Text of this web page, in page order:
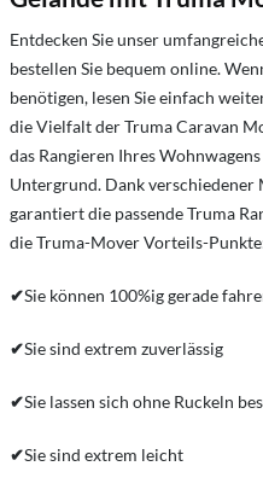
Entdecken Sie unser
bestellen Sie bequem online.
benötigen, lesen Sie einfach
die Vielfalt der Truma Caravan
das Rangieren Ihres
Untergrund. Dank verschiedener
garantiert die passende Truma
die Truma-Mover Vorteils-
✔Sie können 100%ig gerade
✔Sie sind extrem zuverlässig
✔Sie lassen sich ohne Ruckeln
✔Sie sind extrem leicht